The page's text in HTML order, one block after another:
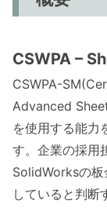
CSWPA –
CSWPA-
Advanced
を使用する能力
す。企業の採用
SolidWorksの板
していると判断